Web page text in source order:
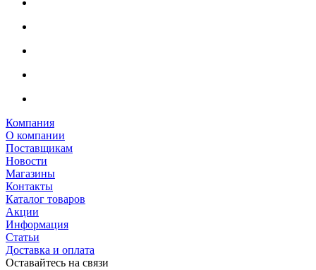
Компания
О компании
Поставщикам
Новости
Магазины
Контакты
Каталог товаров
Акции
Информация
Статьи
Доставка и оплата
Оставайтесь на связи